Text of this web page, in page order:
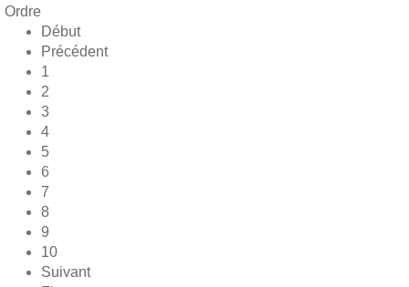
Ordre
Début
Précédent
1
2
3
4
5
6
7
8
9
10
Suivant